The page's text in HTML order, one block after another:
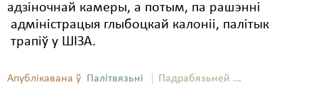
адзіночнай камеры, а потым, па рашэнні
адміністрацыя глыбоцкай калоніі, палітык
трапіў у ШІЗА.
Апублікавана ў Палітвязьні Падрабязьней ...